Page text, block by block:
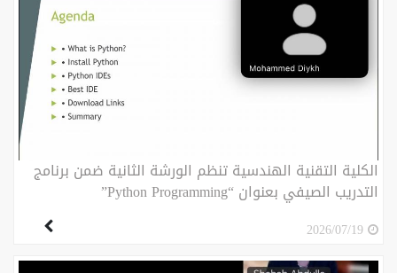
الكلية التقنية الهندسية تنظم الورشة الثانية ضمن برنامج
التدريب الصيفي بعنوان “Python Programming”
2026/07/19